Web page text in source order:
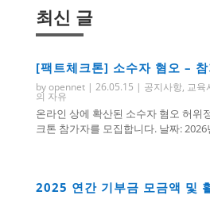
최신 글
[팩트체크톤] 소수자 혐오 –
byopennet| 26.05.15 | 공지사항, 교육
의 자유
온라인 상에 확산된 소수자 혐오 허위
크톤 참가자를 모집합니다. 날짜: 2026
2025 연간 기부금 모금액 및